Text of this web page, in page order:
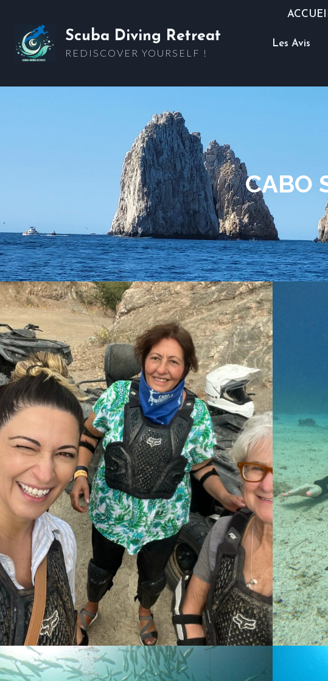
content
Scuba Diving Retreat
REDISCOVER YOURSELF !
Les Avis
CABO